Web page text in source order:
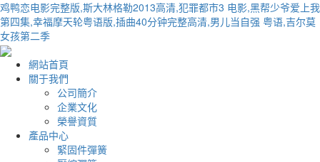
鸡鸭恋电影完整版,斯大林格勒2013高清,犯罪都市3 电影,黑帮少爷爱上我
第四集,幸福摩天轮粤语版,插曲40分钟完整高清,男儿当自强 粤语,吉尔莫
女孩第二季
網站首頁
關于我們
公司簡介
企業文化
榮譽資質
產品中心
緊固件彈簧